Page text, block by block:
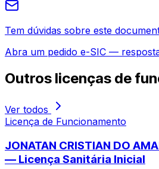
Tem dúvidas sobre este
Abra um pedido e-SIC —
Outros licenças de
Ver todos
Licença de Funcionamento
JONATAN CRISTIAN DO
— Licença Sanitária Inicial